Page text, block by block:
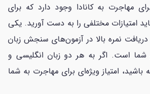
مهاجرت به کانادا وجود دارد که برای
امتیازات مختلفی را به دست آورید. یکی
دریافت نمره بالا در آزمون‌های سنجش زبان
شما است. اگر به هر دو زبان انگلیسی و
امتیاز ویژه‌ای برای مهاجرت به شما